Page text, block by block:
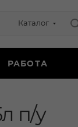
Каталог
РАБОТА
п/у